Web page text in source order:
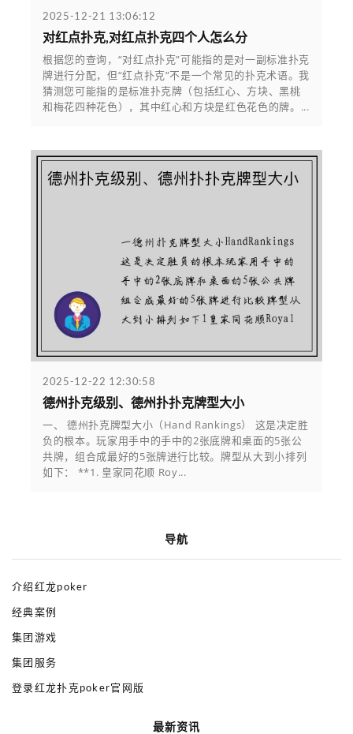
2025-12-21 13:06:12
对红点扑克,对红点扑克四个人怎么分
根据您的查询，“对红点扑克”可能指的是对一副标准扑克
牌进行分配，但“红点扑克”不是一个常见的扑克术语。我
猜测您可能指的是标准扑克牌（包括红心、方块、黑桃
和梅花四种花色），其中红心和方块是红色花色的牌。...
2025-12-22 12:30:58
德州扑克级别、德州扑扑克牌型大小
一、 德州扑克牌型大小（Hand Rankings） 这是决定胜
负的根本。玩家用手中的手中的2张底牌和桌面的5张公
共牌，组合成最好的5张牌进行比较。牌型从大到小排列
如下： **1. 皇家同花顺 Roy...
导航
介绍红龙poker
经典案例
集团游戏
集团服务
登录红龙扑克poker官网版
最新资讯